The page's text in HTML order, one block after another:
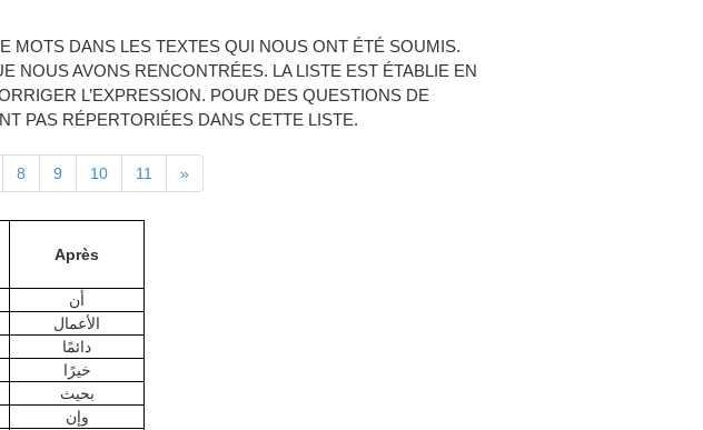
MOTS DANS LES TEXTES QUI NOUS ONT ÉTÉ SOUMIS.
NOUS AVONS RENCONTRÉES. LA LISTE EST ÉTABLIE EN
L’EXPRESSION. POUR DES QUESTIONS DE
PAS RÉPERTORIÉES DANS CETTE LISTE.
8 9 10 11 »
Après
أن
الأعمال
دائمًا
خيرًا
بحيث
وإن